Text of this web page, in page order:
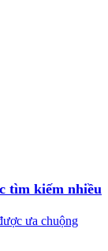
tìm kiếm nhiều